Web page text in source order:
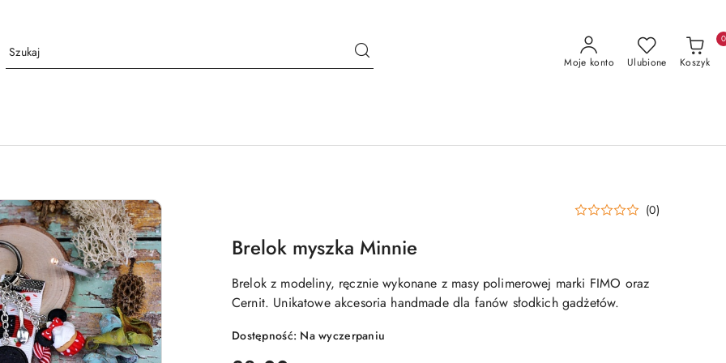
Moje konto Ulubione Koszyk
0
(0)
Brelok myszka Minnie
Brelok z modeliny, ręcznie wykonane z masy polimerowej marki FIMO oraz
Cernit. Unikatowe akcesoria handmade dla fanów słodkich gadżetów.
Dostępność: Na wyczerpaniu